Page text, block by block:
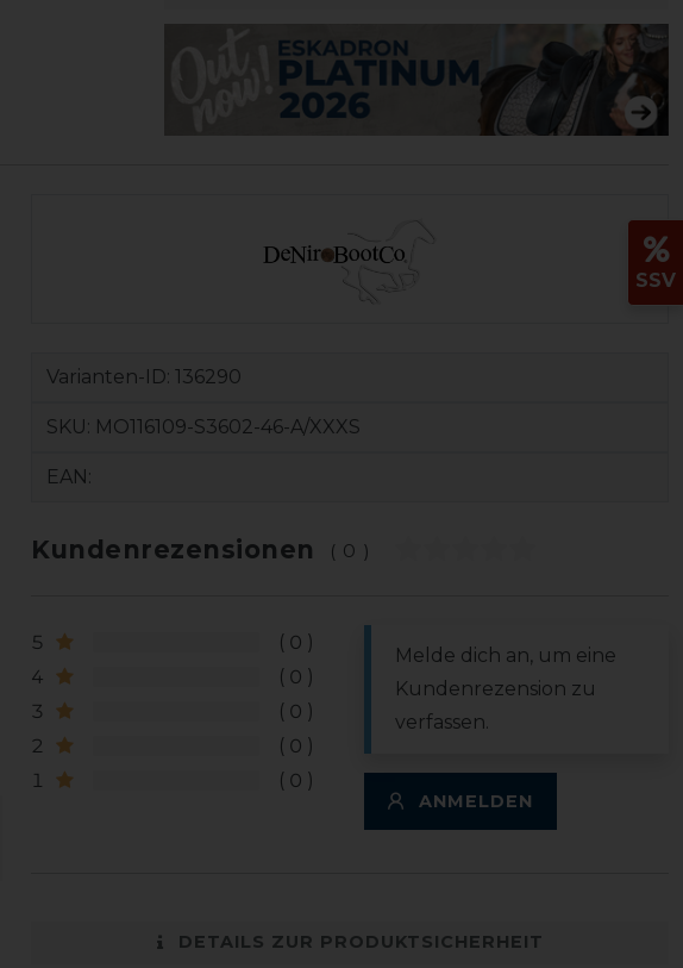
Varianten-ID: 136290
SKU: MO116109-S3602-46-A/XXXS
EAN:
Kundenrezensionen (0)
5
0
4
0
3
0
2
0
1
0
Melde dich an, um eine
Kundenrezension zu
verfassen.
ANMELDEN
DETAILS ZUR PRODUKTSICHERHEIT
SSV